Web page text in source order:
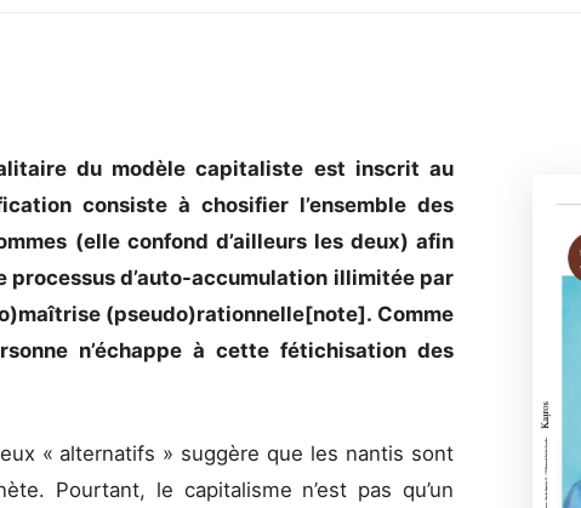
du modèle capitaliste est inscrit au
consiste à chosifier l’ensemble des
(elle confond d’ailleurs les deux) afin
processus d’auto-accumulation illimitée par
(pseudo)rationnelle[note]. Comme
n’échappe à cette fétichisation des
« alternatifs » suggère que les nantis sont
Pourtant, le capitalisme n’est pas qu’un